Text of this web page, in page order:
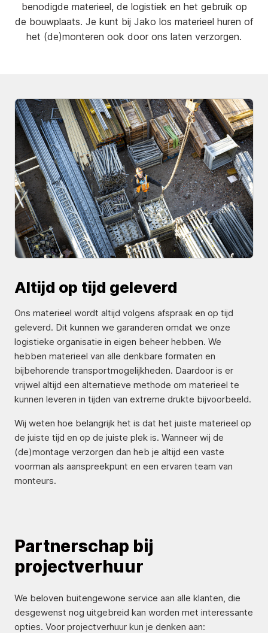
benodigde materieel, de logistiek en het gebruik op
de bouwplaats. Je kunt bij Jako los materieel huren of
het (de)monteren ook door ons laten verzorgen.
Altijd op tijd geleverd
Ons materieel wordt altijd volgens afspraak en op tijd
geleverd. Dit kunnen we garanderen omdat we onze
logistieke organisatie in eigen beheer hebben. We
hebben materieel van alle denkbare formaten en
bijbehorende transportmogelijkheden. Daardoor is er
vrijwel altijd een alternatieve methode om materieel te
kunnen leveren in tijden van extreme drukte bijvoorbeeld.
Wij weten hoe belangrijk het is dat het juiste materieel op
de juiste tijd en op de juiste plek is. Wanneer wij de
(de)montage verzorgen dan heb je altijd een vaste
voorman als aanspreekpunt en een ervaren team van
monteurs.
Partnerschap bij
projectverhuur
We beloven buitengewone service aan alle klanten, die
desgewenst nog uitgebreid kan worden met interessante
opties. Voor projectverhuur kun je denken aan: